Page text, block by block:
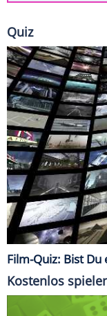
Quiz
Film-Quiz: Bist Du
Kostenlos